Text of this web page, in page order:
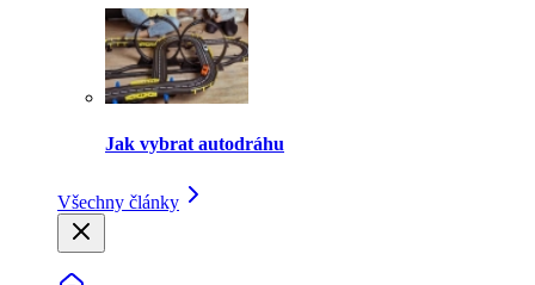
Jak vybrat autodráhu
Všechny články